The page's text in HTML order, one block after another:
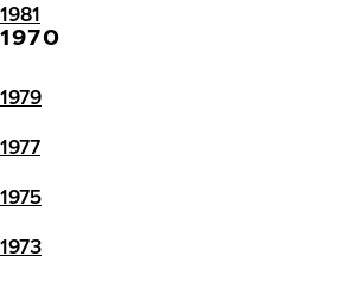
1981
1970
1979
1977
1975
1973